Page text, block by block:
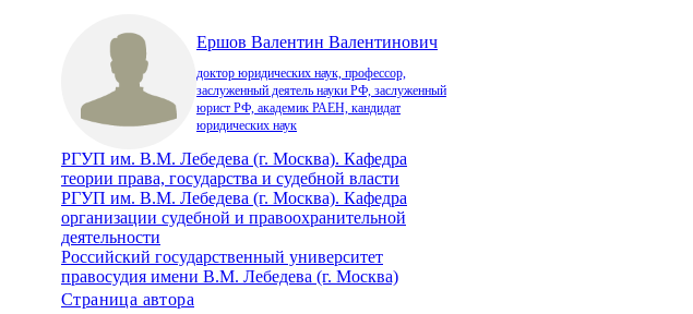
Ершов Валентин Валентинович
доктор юридических наук, профессор,
заслуженный деятель науки РФ, заслуженный
юрист РФ, академик РАЕН, кандидат
юридических наук
РГУП им. В.М. Лебедева (г. Москва). Кафедра
теории права, государства и судебной власти
РГУП им. В.М. Лебедева (г. Москва). Кафедра
организации судебной и правоохранительной
деятельности
Российский государственный университет
правосудия имени В.М. Лебедева (г. Москва)
Страница автора